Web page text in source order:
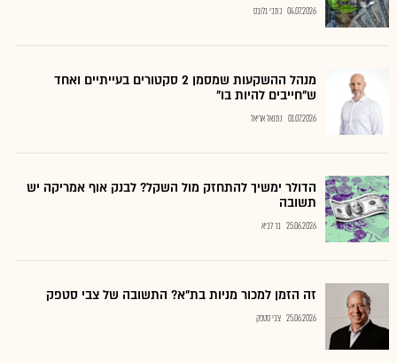
04.07.2026 כתבי גלובס
מנהל ההשקעות שמסמן 2 סקטורים בעייתיים ואחד
ש"חייבים להיות בו"
01.07.2026 נתנאל אריאל
הדולר ימשיך להתחזק מול השקל? לבנק אוף אמריקה יש
תשובה
25.06.2026 בר לביא
זה הזמן למכור מניות בת"א? התשובה של צבי סטפק
25.06.2026 צבי סטפק